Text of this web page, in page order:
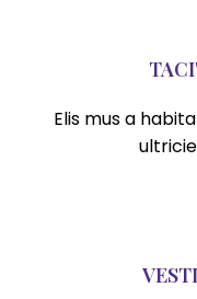
Elis mus a